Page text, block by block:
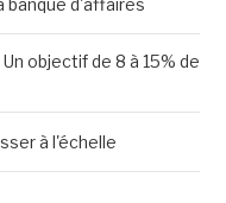
banque d'affaires
objectif de 8 à 15% de
à l'échelle